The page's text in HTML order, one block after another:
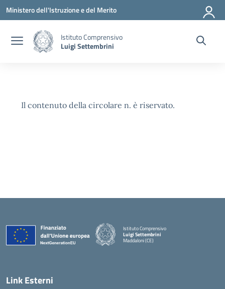
Vai ai contenuti
Vai al menu di navigazione
Vai al footer
Ministero dell'Istruzione e del Merito
Istituto Comprensivo
Luigi Settembrini
Il contenuto della circolare n. è riservato.
Istituto Comprensivo
Luigi Settembrini
Maddaloni (CE)
Link Esterni